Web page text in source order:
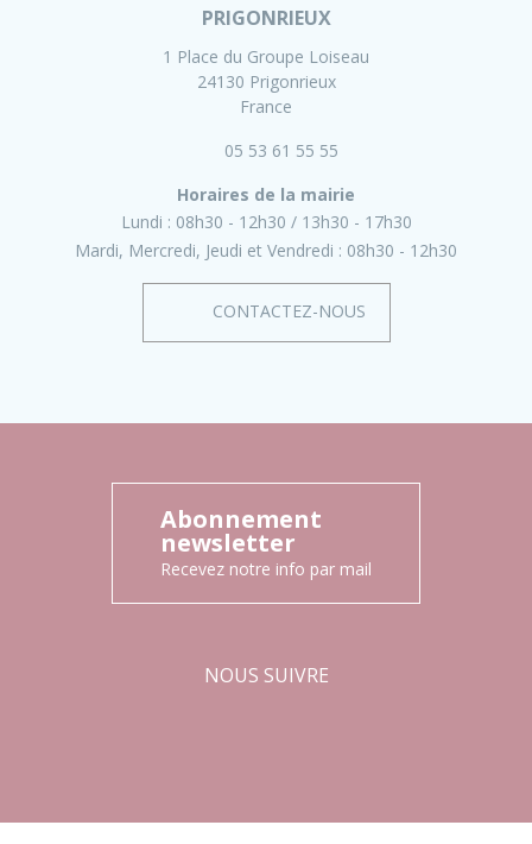
PRIGONRIEUX
1 Place du Groupe Loiseau
24130 Prigonrieux
France
05 53 61 55 55
Horaires de la mairie
Lundi : 08h30 - 12h30
13h30 - 17h30
Mardi, Mercredi, Jeudi et Vendredi : 08h30 - 12h30
CONTACTEZ-NOUS
Abonnement
newsletter
Recevez notre info par mail
NOUS SUIVRE